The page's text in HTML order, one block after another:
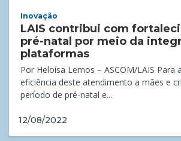
Inovação
LAIS contribui com
pré-natal por meio da
plataformas
Por Heloísa Lemos – ASCOM/LAIS Para
eficiência deste atendimento a mães e
período de pré-natal e...
12/08/2022